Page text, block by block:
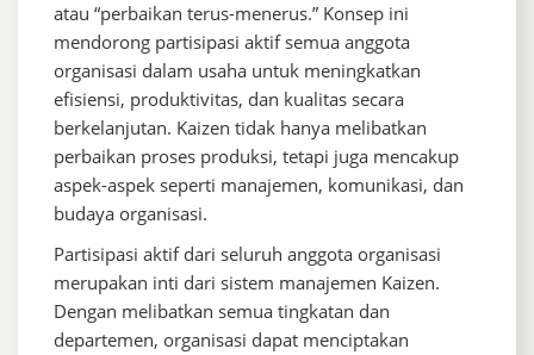
atau “perbaikan terus-menerus.” Konsep ini
mendorong partisipasi aktif semua anggota
organisasi dalam usaha untuk meningkatkan
efisiensi, produktivitas, dan kualitas secara
berkelanjutan. Kaizen tidak hanya melibatkan
perbaikan proses produksi, tetapi juga mencakup
aspek-aspek seperti manajemen, komunikasi, dan
budaya organisasi.
Partisipasi aktif dari seluruh anggota organisasi
merupakan inti dari sistem manajemen Kaizen.
Dengan melibatkan semua tingkatan dan
departemen, organisasi dapat menciptakan